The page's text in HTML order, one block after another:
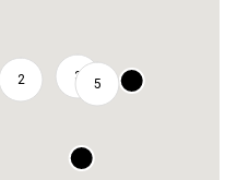
2 3 5